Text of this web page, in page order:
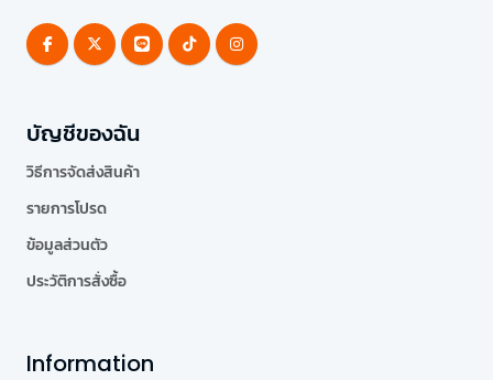
บัญชีของฉัน
วิธีการจัดส่งสินค้า
รายการโปรด
ข้อมูลส่วนตัว
ประวัติการสั่งซื้อ
Information